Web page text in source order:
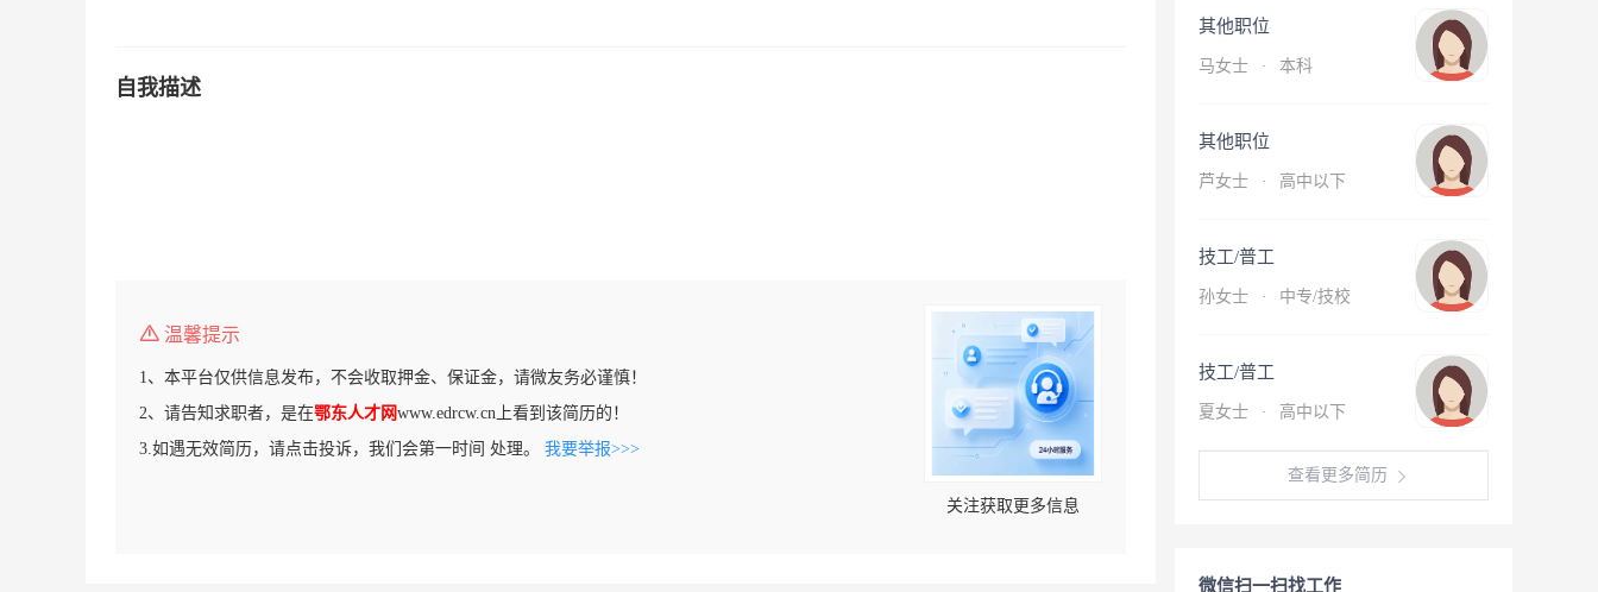
自我描述
温馨提示
1、本平台仅供信息发布，不会收取押金、保证金，请微友务必谨慎！
2、请告知求职者，是在鄂东人才网www.edrcw.cn上看到该简历的！
3.如遇无效简历，请点击投诉，我们会第一时间 处理。 我要举报>>>
关注获取更多信息
其他职位
马女士 · 本科
其他职位
芦女士 · 高中以下
技工/普工
孙女士 · 中专/技校
技工/普工
夏女士 · 高中以下
查看更多简历
微信扫一扫找工作